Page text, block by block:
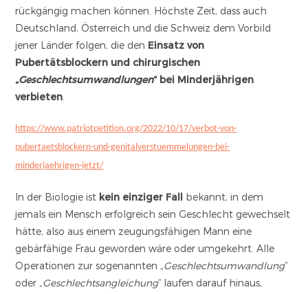
rückgängig machen können. Höchste Zeit, dass auch
Deutschland, Österreich und die Schweiz dem Vorbild
jener Länder folgen, die den Einsatz von
Pubertätsblockern und chirurgischen
„Geschlechtsumwandlungen“ bei Minderjährigen
verbieten
https://www.patriotpetition.org/2022/10/17/verbot-von-
pubertaetsblockern-und-genitalverstuemmelungen-bei-
minderjaehrigen-jetzt/
In der Biologie ist kein einziger Fall bekannt, in dem
jemals ein Mensch erfolgreich sein Geschlecht gewechselt
hätte, also aus einem zeugungsfähigen Mann eine
gebärfähige Frau geworden wäre oder umgekehrt. Alle
Operationen zur sogenannten „Geschlechtsumwandlung“
oder „Geschlechtsangleichung“ laufen darauf hinaus,